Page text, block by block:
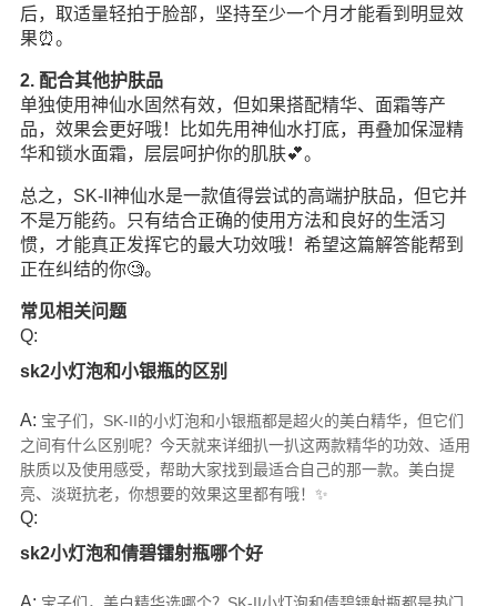
后，取适量轻拍于脸部，坚持至少一个月才能看到明显效
果⏰。
2. 配合其他护肤品
单独使用神仙水固然有效，但如果搭配精华、面霜等产
品，效果会更好哦！比如先用神仙水打底，再叠加保湿精
华和锁水面霜，层层呵护你的肌肤💕。
总之，SK-II神仙水是一款值得尝试的高端护肤品，但它并
不是万能药。只有结合正确的使用方法和良好的生活习
惯，才能真正发挥它的最大功效哦！希望这篇解答能帮到
正在纠结的你🧐。
常见相关问题
Q:
sk2小灯泡和小银瓶的区别
A: 宝子们，SK-II的小灯泡和小银瓶都是超火的美白精华，但它们
之间有什么区别呢？今天就来详细扒一扒这两款精华的功效、适用
肤质以及使用感受，帮助大家找到最适合自己的那一款。美白提
亮、淡斑抗老，你想要的效果这里都有哦！✨
Q:
sk2小灯泡和倩碧镭射瓶哪个好
A: